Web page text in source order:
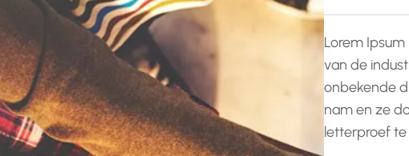
Lorem
van de
onbekende
nam en ze
letterproef te